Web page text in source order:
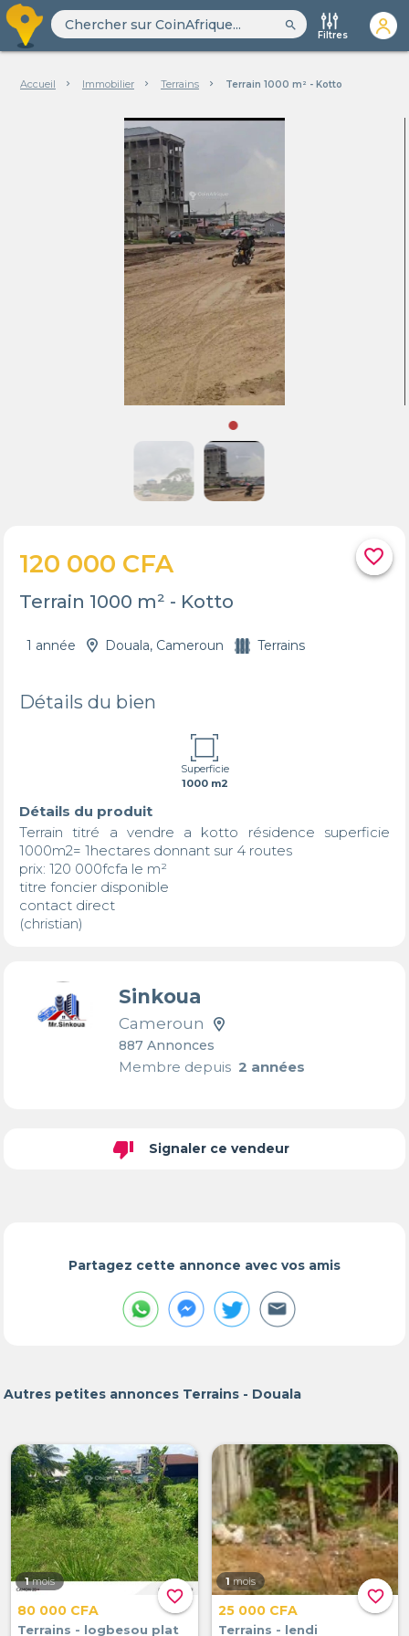
search
Filtres
Accueil Immobilier Terrains Terrain 1000 m² - Kotto
favorite_border
120 000 CFA
Terrain 1000 m² - Kotto
1 année Douala, Cameroun Terrains
Détails du bien
Superficie
1000 m2
Détails du produit
Terrain titré a vendre a kotto résidence superficie
1000m2= 1hectares donnant sur 4 routes
prix: 120 000fcfa le m²
titre foncier disponible
contact direct
(christian)
Sinkoua
Cameroun
887 Annonces
Membre depuis2 années
thumb_down Signaler ce vendeur
Partagez cette annonce avec vos amis
Autres petites annonces Terrains - Douala
favorite_border
1 mois
80 000 CFA
Terrains - logbesou plat
favorite_border
1 mois
25 000 CFA
Terrains - lendi